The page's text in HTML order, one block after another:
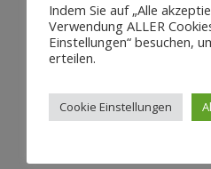
Indem Sie auf „Alle
Verwendung ALLER
Einstellungen“ besuchen,
erteilen.
Cookie Einstellungen